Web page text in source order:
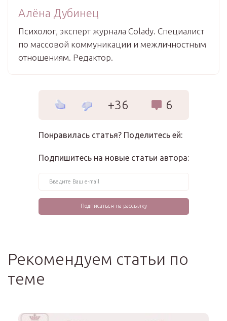
Алёна Дубинец
Психолог, эксперт журнала Colady. Специалист
по массовой коммуникации и межличностным
отношениям. Редактор.
+36 6
Понравилась статья? Поделитесь ей:
Подпишитесь на новые статьи автора:
Рекомендуем статьи по
теме